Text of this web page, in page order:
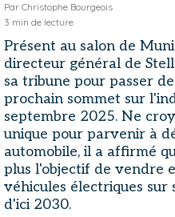
Par Christophe Bourgeois
3 min de lecture
Présent au salon de
directeur général de
sa tribune pour passer
prochain sommet sur
septembre 2025. Ne
unique pour parvenir à
automobile, il a affirmé
plus l'objectif de vendre
véhicules électriques sur
d'ici 2030.